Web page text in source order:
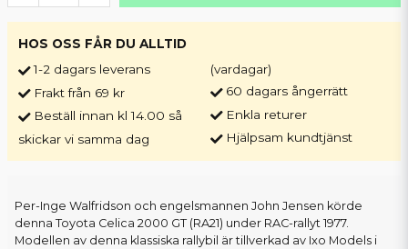
HOS OSS FÅR DU ALLTID
1-2 dagars leverans
Frakt från 69 kr
Beställ innan kl 14.00 så
skickar vi samma dag
(vardagar)
60 dagars ångerrätt
Enkla returer
Hjälpsam kundtjänst
Per-Inge Walfridson och engelsmannen John Jensen körde
denna Toyota Celica 2000 GT (RA21) under RAC-rallyt 1977.
Modellen av denna klassiska rallybil är tillverkad av Ixo Models i